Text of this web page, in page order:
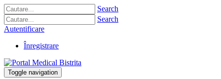
Search
Search
Autentificare
Înregistrare
Toggle navigation